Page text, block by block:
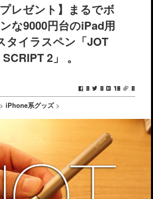
プレゼント】まるでボ
な9000円台のiPad用
タイラスペン「JOT
SCRIPT 2」 。
0 0 18 0
> iPhone系グッズ >